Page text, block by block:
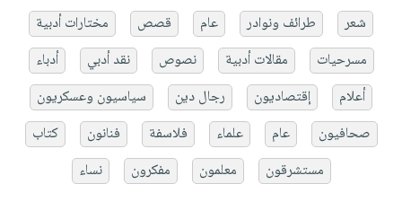
شعر
طرائف ونوادر عام قصص
مختارات أدبية
مسرحيات
مقالات أدبية نصوص نقد أدبي
أدباء
أعلام
إقتصاديون رجال دين
سياسيون وعسكريون
صحافيون
عام علماء فلاسفة فنانون
كتاب
مستشرقون
معلمون مفكرون نساء